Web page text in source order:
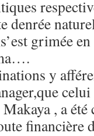
denrée
grimée
y
, a
financière